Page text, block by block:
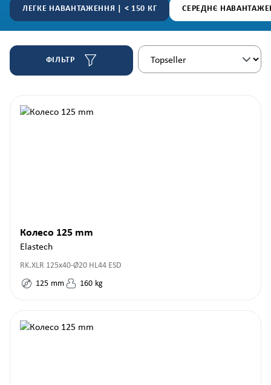
ЛЕГКЕ НАВАНТАЖЕННЯ | < 150 КГ СЕРЕДНЄ
ФІЛЬТР
Колесо 125 mm
Elastech
RK.XLR 125x40-Ø20 HL44 ESD
125 mm 160 kg